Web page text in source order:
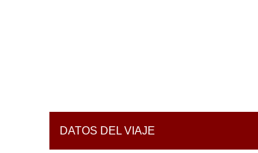
DATOS DEL VIAJE